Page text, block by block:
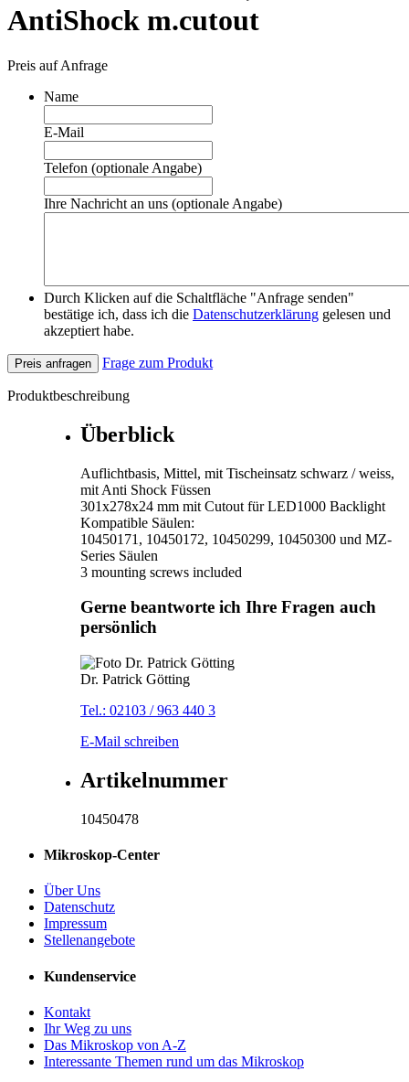
AntiShock m.cutout
Preis auf Anfrage
Name
E-Mail
Telefon (optionale Angabe)
Ihre Nachricht an uns (optionale Angabe)
Durch Klicken auf die Schaltfläche "Anfrage senden"
bestätige ich, dass ich die Datenschutzerklärung gelesen und
akzeptiert habe.
Preis anfragen Frage zum Produkt
Produktbeschreibung
Überblick
Auflichtbasis, Mittel, mit Tischeinsatz schwarz / weiss,
mit Anti Shock Füssen
301x278x24 mm mit Cutout für LED1000 Backlight
Kompatible Säulen:
10450171, 10450172, 10450299, 10450300 und MZ-
Series Säulen
3 mounting screws included
Gerne beantworte ich Ihre Fragen auch
persönlich
Dr. Patrick Götting
Tel.: 02103 / 963 440 3
E-Mail schreiben
Artikelnummer
10450478
Mikroskop-Center
Über Uns
Datenschutz
Impressum
Stellenangebote
Kundenservice
Kontakt
Ihr Weg zu uns
Das Mikroskop von A-Z
Interessante Themen rund um das Mikroskop